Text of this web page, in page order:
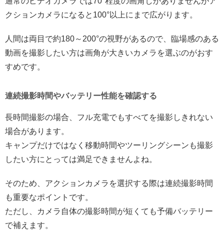
クションカメラになると100°以上にまで広がります。
人間は両目で約180～200°の視野があるので、臨場感のある
動画を撮影したい方は画角が大きいカメラを選ぶのがおす
すめです。
連続撮影時間やバッテリー性能を確認する
長時間撮影の場合、フル充電でもすべてを撮影しきれない
場合があります。
キャンプだけではなく移動時間やツーリングシーンも撮影
したい方にとっては満足できませんよね。
そのため、アクションカメラを選択する際は連続撮影時間
も重要なポイントです。
ただし、カメラ自体の撮影時間が短くても予備バッテリー
で補えます。